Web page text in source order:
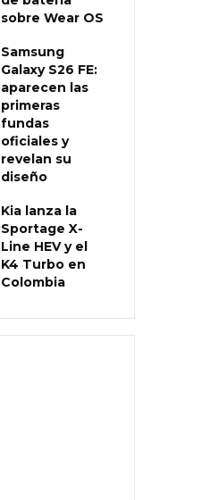
sobre Wear OS
Samsung
Galaxy S26 FE:
aparecen las
primeras
fundas
oficiales y
revelan su
diseño
Kia lanza la
Sportage X-
Line HEV y el
K4 Turbo en
Colombia